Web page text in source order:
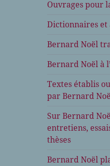
Ouvrages pour
Dictionnaires et
Bernard Noël
Bernard Noël à
Textes établis
par Bernard
Sur Bernard
entretiens,
thèses
Bernard Noël